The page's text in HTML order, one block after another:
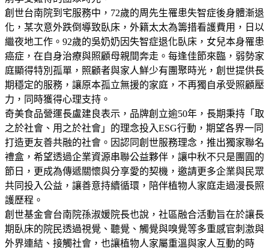
創世台南院到宅服務中，72歲的周先生罹患失智症後身體漸退
化，某次意外跌倒導致臥床，外籍太太為籌措看護費用，日以
繼夜地工作。92歲的吳奶奶因失智症退化臥床，女兒本身罹患
癌症，在自身治療與照顧母親間奔走。每逢佳節來臨，弱勢家
庭顯得特別孤單，照顧者與家人鮮少有團聚時光，創世提供長
期穩定的服務，讓原本孤立無援的家庭，不再獨自承受照顧壓
力，同時獲得心理支持。
奇美食品營運長盧建良表示，品牌創立逾50年，長期秉持「取
之於社會、用之於社會」的理念投入ESG行動，期望各界一同
打造更友善共融的社會。因認同創世服務理念，推出獨家聯名
禮盒，希望透過企業資源串聯公益夥伴，讓中秋不只是團圓的
節日，更成為傳遞關懷與分享愛的契機，邀請更多企業與民眾
共同投入公益，讓善意持續循環，陪伴植物人家庭走過漫長照
護歷程。
創世基金會台南院孫淑媛院長也說，社區融合活動旨在於讓長
期臥床的院民透過視覺、聽覺、觸覺與嗅覺等多重感官刺激與
外界連結、接觸社會，也讓植物人家屬重溫與家人互動的時